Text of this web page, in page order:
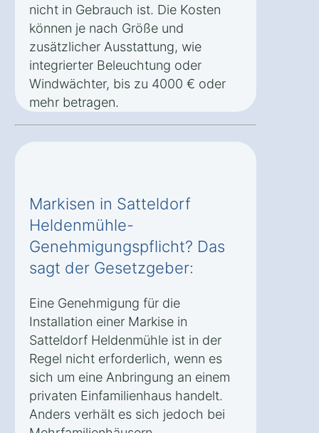
nicht in Gebrauch ist. Die Kosten
können je nach Größe und
zusätzlicher Ausstattung, wie
integrierter Beleuchtung oder
Windwächter, bis zu 4000 € oder
mehr betragen.
Markisen in Satteldorf
Heldenmühle-
Genehmigungspflicht? Das
sagt der Gesetzgeber:
Eine Genehmigung für die
Installation einer Markise in
Satteldorf Heldenmühle ist in der
Regel nicht erforderlich, wenn es
sich um eine Anbringung an einem
privaten Einfamilienhaus handelt.
Anders verhält es sich jedoch bei